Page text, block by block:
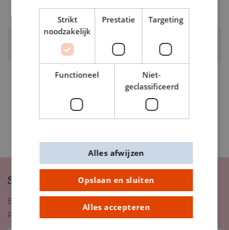
0.365kg
Schrijf je in op onze nieuwsbrief
Blijf op de hoogte van nieuwigheden, inspiratie,
promoties en meer!
Strikt
noodzakelijk
Prestatie Targeting
Functioneel
Niet-
geclassificeerd
Opslaan en sluiten
Alles accepteren
Alles afwijzen